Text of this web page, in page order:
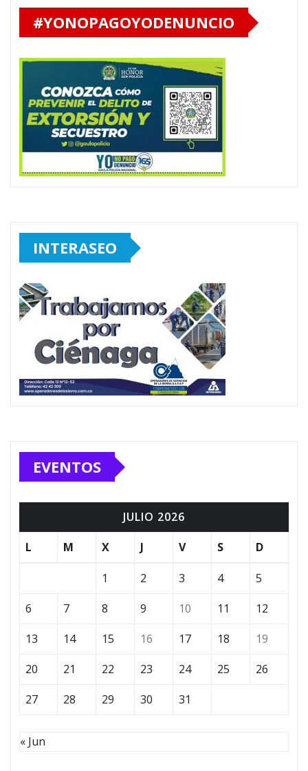
#YONOPAGOYODENUNCIO
INTERASEO
EVENTOS
JULIO 2026
L
M X J V S D
1 2 3 4
5
6
7 8 9 10 11
12
13
14 15 16 17 18
19
20
21 22 23 24 25
26
27
28 29 30 31
« Jun